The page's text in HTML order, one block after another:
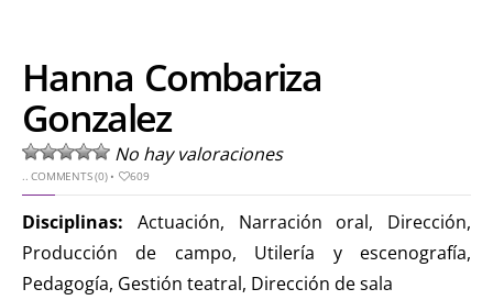
Hanna Combariza
Gonzalez
No hay valoraciones
..COMMENTS (0)• 609
Disciplinas: Actuación, Narración oral, Dirección,
Producción de campo, Utilería y escenografía,
Pedagogía, Gestión teatral, Dirección de sala